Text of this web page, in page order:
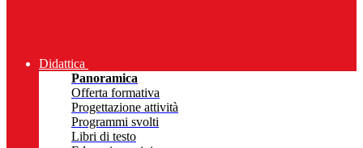
Didattica
Panoramica
Offerta formativa
Progettazione attività
Programmi svolti
Libri di testo